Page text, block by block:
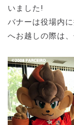
いました!
バナーは役場内
へお越しの際は